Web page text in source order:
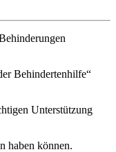
Behindertenhilfe“
Unterstützung
haben können.